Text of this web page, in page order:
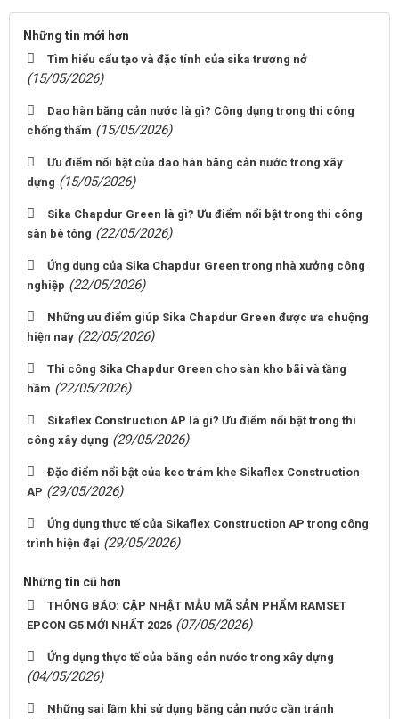
Những tin mới hơn
Tìm hiểu cấu tạo và đặc tính của sika trương nở
(15/05/2026)
Dao hàn băng cản nước là gì? Công dụng trong thi công
chống thấm (15/05/2026)
Ưu điểm nổi bật của dao hàn băng cản nước trong xây
dựng (15/05/2026)
Sika Chapdur Green là gì? Ưu điểm nổi bật trong thi công
sàn bê tông (22/05/2026)
Ứng dụng của Sika Chapdur Green trong nhà xưởng công
nghiệp (22/05/2026)
Những ưu điểm giúp Sika Chapdur Green được ưa chuộng
hiện nay (22/05/2026)
Thi công Sika Chapdur Green cho sàn kho bãi và tầng
hầm (22/05/2026)
Sikaflex Construction AP là gì? Ưu điểm nổi bật trong thi
công xây dựng (29/05/2026)
Đặc điểm nổi bật của keo trám khe Sikaflex Construction
AP (29/05/2026)
Ứng dụng thực tế của Sikaflex Construction AP trong công
trình hiện đại (29/05/2026)
Những tin cũ hơn
THÔNG BÁO: CẬP NHẬT MẪU MÃ SẢN PHẨM RAMSET
EPCON G5 MỚI NHẤT 2026 (07/05/2026)
Ứng dụng thực tế của băng cản nước trong xây dựng
(04/05/2026)
Những sai lầm khi sử dụng băng cản nước cần tránh